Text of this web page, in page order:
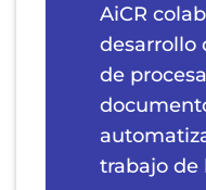
AiCR
desarrollo
de
trabajo de